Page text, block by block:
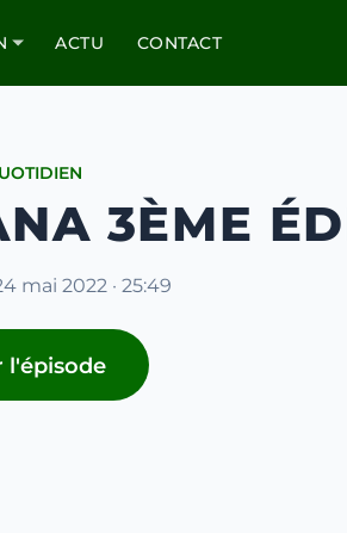
ACTU CONTACT
3ÈME
mai 2022 · 25:49
l'épisode